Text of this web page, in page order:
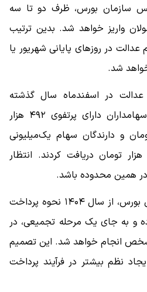
رئیس سازمان بورس، ظرف دو تا سه
واریز خواهد شد. بدین ترتیب
در روز‌های پایانی شهریور یا
شد.
در اسفندماه سال گذشته
پرداخت شد؛ به‌گونه‌ای که سهامداران دارای پرتفوی ۴۹۲ هزار
۷۴۴ هزار تومان و دارندگان سهام یک‌میلیونی
بیش از یک‌میلیون و ۵۰۰ هزار تومان دریافت کردند. انتظار
در همین محدوده باشد.
بر اساس مصوبه شورای عالی بورس، از سال ۱۴۰۴ نحوه پرداخت
و به جای یک مرحله تجمیعی، در
انجام خواهد شد. این تصمیم
نظم بیشتر در فرآیند پرداخت